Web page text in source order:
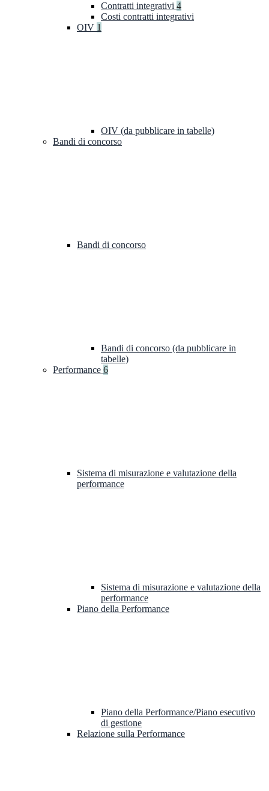
Contratti integrativi 4
Costi contratti integrativi
OIV 1
OIV (da pubblicare in tabelle)
Bandi di concorso
Bandi di concorso
Bandi di concorso (da pubblicare in
tabelle)
Performance 6
Sistema di misurazione e valutazione della
performance
Sistema di misurazione e valutazione della
performance
Piano della Performance
Piano della Performance/Piano esecutivo
di gestione
Relazione sulla Performance